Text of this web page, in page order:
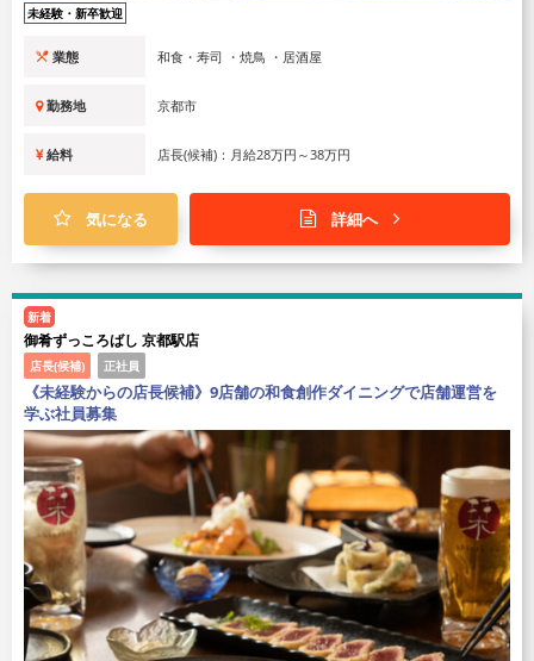
未経験・新卒歓迎
業態 和食・寿司 ・焼鳥 ・居酒屋
勤務地 京都市
給料 店長(候補)：月給28万円～38万円
気になる 詳細へ
新着
御肴ずっころばし 京都駅店
店長(候補) 正社員
《未経験からの店長候補》9店舗の和食創作ダイニングで店舗運営を
学ぶ社員募集